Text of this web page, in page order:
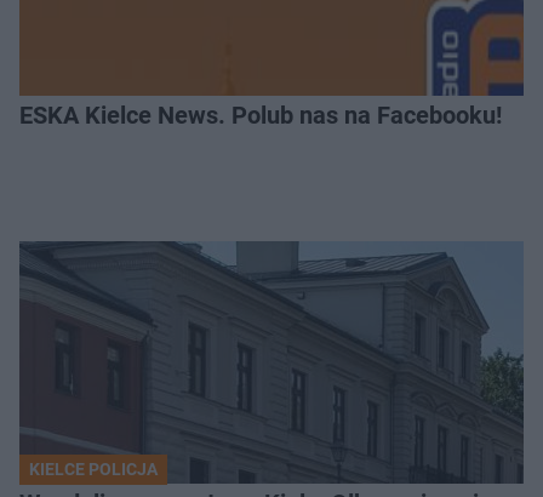
ESKA Kielce News. Polub nas na Facebooku!
KIELCE POLICJA